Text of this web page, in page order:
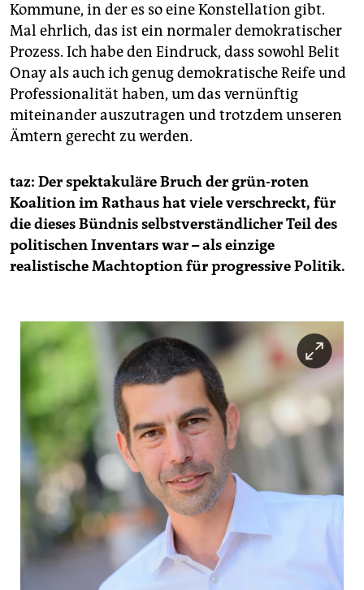
Kommune, in der es so eine Konstellation gibt.
Mal ehrlich, das ist ein normaler demokratischer
Prozess. Ich habe den Eindruck, dass sowohl Belit
Onay als auch ich genug demokratische Reife und
Professionalität haben, um das vernünftig
miteinander auszutragen und trotzdem unseren
Ämtern gerecht zu werden.
taz: Der spektakuläre Bruch der grün-roten
Koalition im Rathaus hat viele verschreckt, für
die dieses Bündnis selbstverständlicher Teil des
politischen Inventars war – als einzige
realistische Machtoption für progressive Politik.